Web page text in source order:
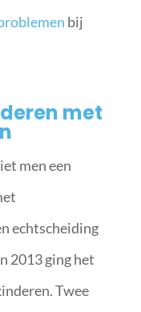
bij
met
men een
echtscheiding
2013 ging het
Twee